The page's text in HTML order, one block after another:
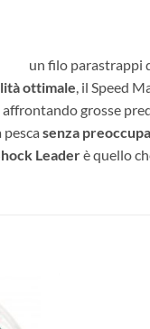
ottimale , il Speed
grosse
senza
Leaderè quello